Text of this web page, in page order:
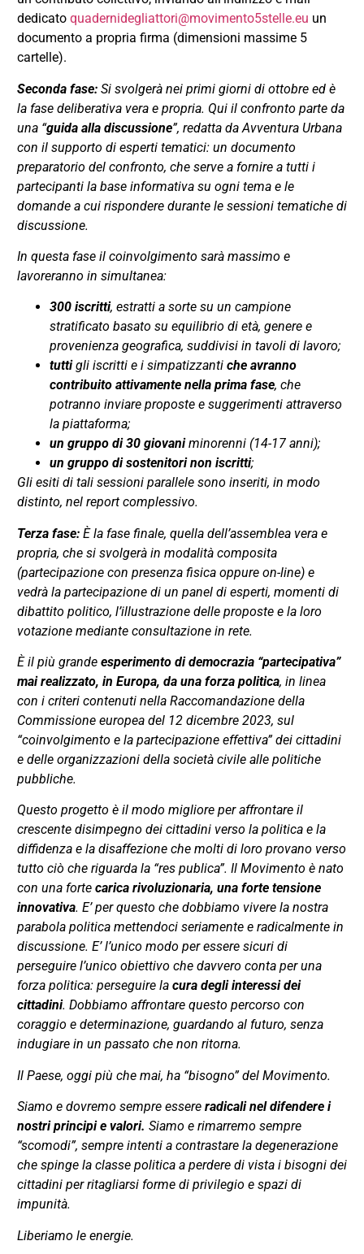
dedicato quadernidegliattori@movimento5stelle.eu un
documento a propria firma (dimensioni massime 5
cartelle).
Seconda fase: Si svolgerà nei primi giorni di ottobre ed è
la fase deliberativa vera e propria. Qui il confronto parte da
una “guida alla discussione”, redatta da Avventura Urbana
con il supporto di esperti tematici: un documento
preparatorio del confronto, che serve a fornire a tutti i
partecipanti la base informativa su ogni tema e le
domande a cui rispondere durante le sessioni tematiche di
discussione.
In questa fase il coinvolgimento sarà massimo e
lavoreranno in simultanea:
300 iscritti, estratti a sorte su un campione
stratificato basato su equilibrio di età, genere e
provenienza geografica, suddivisi in tavoli di lavoro;
tuttigli iscritti e i simpatizzanti che avranno
contribuito attivamente nella prima fase, che
potranno inviare proposte e suggerimenti attraverso
la piattaforma;
un gruppo di 30 giovaniminorenni (14-17 anni);
un gruppo di sostenitori non iscritti;
Gli esiti di tali sessioni parallele sono inseriti, in modo
distinto, nel report complessivo.
Terza fase: È la fase finale, quella dell’assemblea vera e
propria, che si svolgerà in modalità composita
(partecipazione con presenza fisica oppure on-line) e
vedrà la partecipazione di un panel di esperti, momenti di
dibattito politico, l’illustrazione delle proposte e la loro
votazione mediante consultazione in rete.
È il più grande esperimento di democrazia “partecipativa”
mai realizzato, in Europa, da una forza politica, in linea
con i criteri contenuti nella Raccomandazione della
Commissione europea del 12 dicembre 2023, sul
“coinvolgimento e la partecipazione effettiva” dei cittadini
e delle organizzazioni della società civile alle politiche
pubbliche.
Questo progetto è il modo migliore per affrontare il
crescente disimpegno dei cittadini verso la politica e la
diffidenza e la disaffezione che molti di loro provano verso
tutto ciò che riguarda la “res publica”. Il Movimento è nato
con una forte carica rivoluzionaria, una forte tensione
innovativa. E’ per questo che dobbiamo vivere la nostra
parabola politica mettendoci seriamente e radicalmente in
discussione. E’ l’unico modo per essere sicuri di
perseguire l’unico obiettivo che davvero conta per una
forza politica: perseguire la cura degli interessi dei
cittadini. Dobbiamo affrontare questo percorso con
coraggio e determinazione, guardando al futuro, senza
indugiare in un passato che non ritorna.
Il Paese, oggi più che mai, ha “bisogno” del Movimento.
Siamo e dovremo sempre essere radicali nel difendere i
nostri principi e valori. Siamo e rimarremo sempre
“scomodi”, sempre intenti a contrastare la degenerazione
che spinge la classe politica a perdere di vista i bisogni dei
cittadini per ritagliarsi forme di privilegio e spazi di
impunità.
Liberiamo le energie.